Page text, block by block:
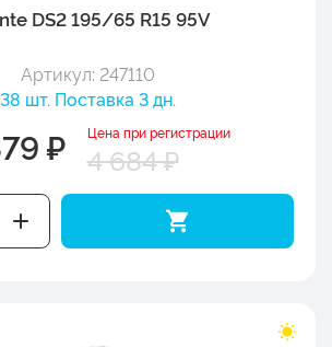
DS2 195/65 R15 95V
Артикул: 247110
38 шт. Поставка 3 дн.
₽ Цена при регистрации
4 684 ₽